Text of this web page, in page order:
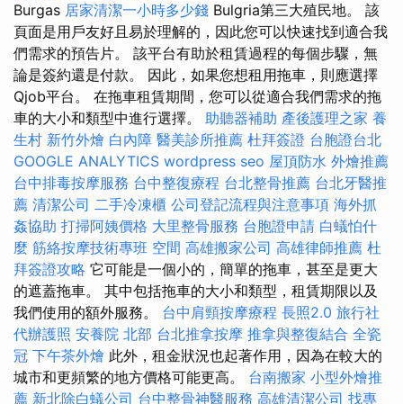
Burgas 居家清潔一小時多少錢 Bulgria第三大殖民地。 該
頁面是用戶友好且易於理解的，因此您可以快速找到適合我
們需求的預告片。 該平台有助於租賃過程的每個步驟，無
論是簽約還是付款。 因此，如果您想租用拖車，則應選擇
Qjob平台。 在拖車租賃期間，您可以從適合我們需求的拖
車的大小和類型中進行選擇。 助聽器補助 產後護理之家 養
生村 新竹外燴 白內障 醫美診所推薦 杜拜簽證 台胞證台北
GOOGLE ANALYTICS wordpress seo 屋頂防水 外燴推薦
台中排毒按摩服務 台中整復療程 台北整骨推薦 台北牙醫推
薦 清潔公司 二手冷凍櫃 公司登記流程與注意事項 海外抓
姦協助 打掃阿姨價格 大里整骨服務 台胞證申請 白蟻怕什
麼 筋絡按摩技術專班 空間 高雄搬家公司 高雄律師推薦 杜
拜簽證攻略 它可能是一個小的，簡單的拖車，甚至是更大
的遮蓋拖車。 其中包括拖車的大小和類型，租賃期限以及
我們使用的額外服務。 台中肩頸按摩療程 長照2.0 旅行社
代辦護照 安養院 北部 台北推拿按摩 推拿與整復結合 全瓷
冠 下午茶外燴 此外，租金狀況也起著作用，因為在較大的
城市和更頻繁的地方價格可能更高。 台南搬家 小型外燴推
薦 新北除白蟻公司 台中整骨神醫服務 高雄清潔公司 找專